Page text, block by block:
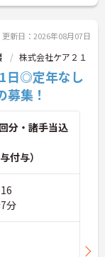
更新日：2026年08月07日
株式会社ケア２１
日◎定年なし
集！
分・諸手当込
付与）
分